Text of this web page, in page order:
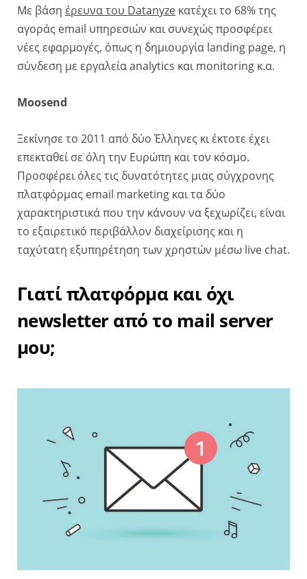
Με βάση έρευνα του Datanyze κατέχει το 68% της
αγοράς email υπηρεσιών και συνεχώς προσφέρει
νέες εφαρμογές, όπως η δημιουργία landing page, η
σύνδεση με εργαλεία analytics και monitoring κ.α.
Moosend
Ξεκίνησε το 2011 από δύο Έλληνες κι έκτοτε έχει
επεκταθεί σε όλη την Ευρώπη και τον κόσμο.
Προσφέρει όλες τις δυνατότητες μιας σύγχρονης
πλατφόρμας email marketing και τα δύο
χαρακτηριστικά που την κάνουν να ξεχωρίζει, είναι
το εξαιρετικό περιβάλλον διαχείρισης και η
ταχύτατη εξυπηρέτηση των χρηστών μέσω live chat.
Γιατί πλατφόρμα και όχι
newsletter από το mail server
μου;